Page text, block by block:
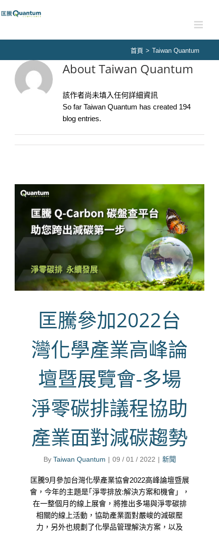
to
首頁 > Taiwan Quantum
About Taiwan Quantum
該作者尚未填入任何詳細資訊
So far Taiwan Quantum has created 194
blog entries.
匡騰參加2022台
灣化學產業高峰論
壇暨展覽會-多場
淨零碳排議程協助
產業面對減碳趨勢
By Taiwan Quantum | 09 / 01 / 2022 | 新聞
匡騰9月參加台灣化學產業協會2022高峰論壇暨展
會，今年的主題是｢淨零排放:解決方案和機會」，
在一整個月的線上展會，將推出多場與淨零碳排
相關的線上活動，協助產業面對嚴峻的減碳壓
力，另外也規劃了化學品管理解決方案，以及